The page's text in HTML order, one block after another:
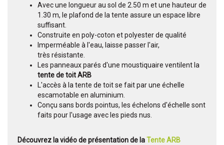
Avec une longueur au sol de 2.50 m et une hauteur de
1.30 m, le plafond de la tente assure un espace libre
suffisant.
Construite en poly-coton et polyester de qualité
Imperméable à l'eau, laisse passer l'air,
très résistante.
Les panneaux parés d'une moustiquaire ventilent la
tente de toit ARB
L'accès à la tente de toit se fait par une échelle
escamotable en aluminium.
Conçu sans bords pointus, les échelons d'échelle sont
faits pour l'usage avec les pieds nus.
Découvrez la vidéo de présentation de laTente ARB